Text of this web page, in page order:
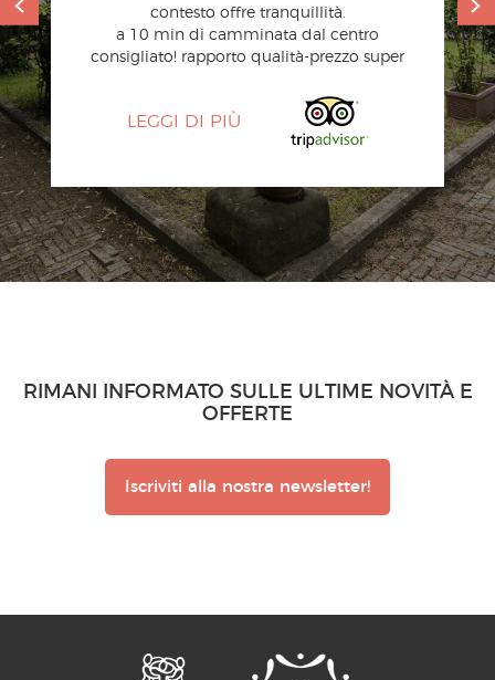
contesto offre tranquillità.
a 10 min di camminata dal centro
consigliato! rapporto qualità-prezzo super
LEGGI DI PIÙ
RIMANI INFORMATO SULLE ULTIME NOVITÀ E
OFFERTE
Iscriviti alla nostra newsletter!